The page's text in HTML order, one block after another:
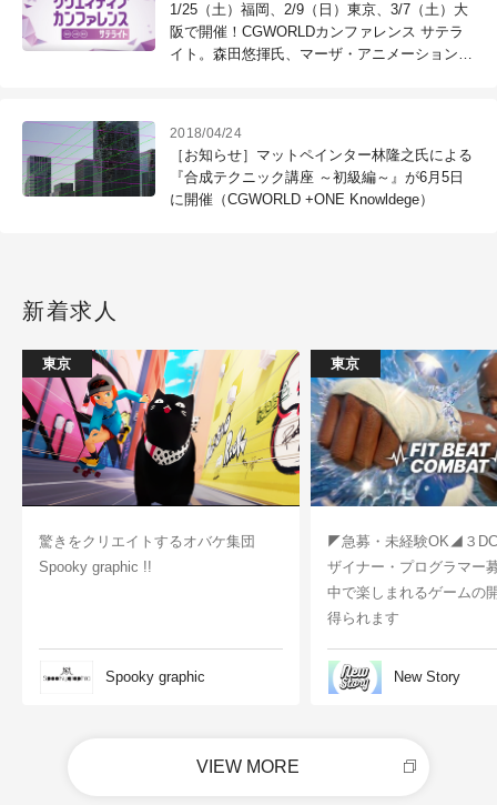
1/25（土）福岡、2/9（日）東京、3/7（土）大
阪で開催！CGWORLDカンファレンス サテラ
イト。森田悠揮氏、マーザ・アニメーションプ
2018/04/24
［お知らせ］マットペインター林隆之氏による
『合成テクニック講座 ～初級編～』が6月5日
に開催（CGWORLD +ONE Knowldege）
新着求人
東京
驚きをクリエイトするオバケ集団
Spooky graphic !!
Spooky graphic
東京
◤急募・未経験OK◢３
ザイナー・プログラマー
中で楽しまれるゲームの
得られます
New Story
VIEW MORE